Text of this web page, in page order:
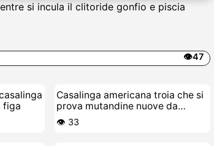
si incula il clitoride gonfio e piscia
👁️47
figa
Casalinga americana troia che si
prova mutandine nuove da
scopare
👁️ 33